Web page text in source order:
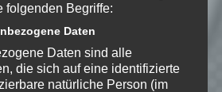
mich über neue
via E-Mail.
folgenden Begriffe:
Daten
Daten sind alle
die sich auf eine identifizierte
natürliche Person (im